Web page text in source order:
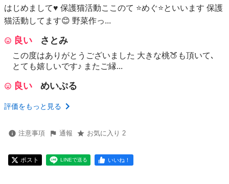
はじめまして♥ 保護猫活動ここのて ⭐️めぐ⭐️といいます 保護
猫活動してます😊 野菜作っ...
良い さとみ
この度はありがとうございました 大きな桃🍑も頂いて､
とても嬉しいです♪ またご縁...
良い めいぷる
評価をもっと見る
注意事項 通報 お気に入り 2
ポスト LINEで送る いいね！